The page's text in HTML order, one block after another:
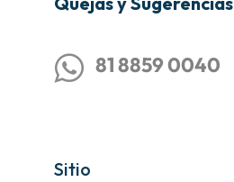
81 8859 0040
Sitio